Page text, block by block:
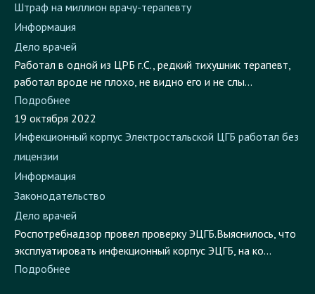
Информация
Дело врачей
Работал в одной из ЦРБ г.С., редкий тихушник терапевт,
работал вроде не плохо, не видно его и не слы...
Подробнее
19 октября 2022
Инфекционный корпус Электростальской ЦГБ работал без
лицензии
Информация
Законодательство
Дело врачей
Роспотребнадзор провел проверку ЭЦГБ.Выяснилось, что
эксплуатировать инфекционный корпус ЭЦГБ, на ко...
Подробнее